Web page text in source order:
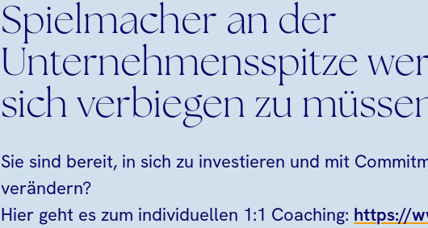
Spielmacher an der
Unternehmensspitze
sich verbiegen zu
Sie sind bereit, in sich zu investieren und mit
verändern?
Hier geht es zum individuellen 1:1 Coaching: https://